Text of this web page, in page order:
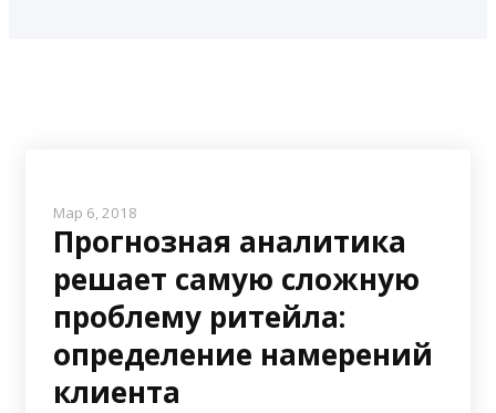
Мар 6, 2018
Прогнозная аналитика
решает самую сложную
проблему ритейла:
определение намерений
клиента